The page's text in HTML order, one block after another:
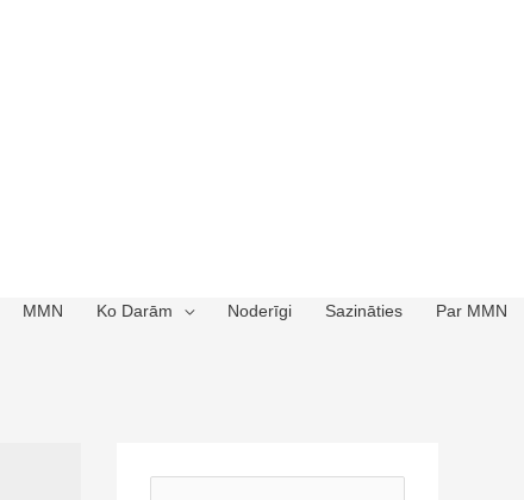
MMN Ko Darām Noderīgi Sazināties
Par MMN